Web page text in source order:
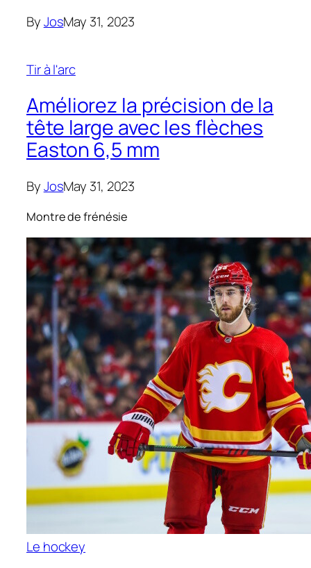
ByJosMay 31, 2023
Tir à l'arc
Améliorez la précision de la
tête large avec les flèches
Easton 6,5 mm
ByJosMay 31, 2023
Montre de frénésie
Le hockey